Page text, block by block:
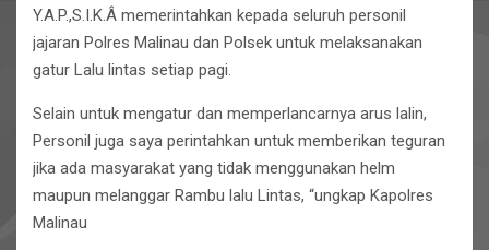
Y.A.P.,S.I.K.Â memerintahkan kepada seluruh personil
jajaran Polres Malinau dan Polsek untuk melaksanakan
gatur Lalu lintas setiap pagi.
Selain untuk mengatur dan memperlancarnya arus lalin,
Personil juga saya perintahkan untuk memberikan teguran
jika ada masyarakat yang tidak menggunakan helm
maupun melanggar Rambu lalu Lintas, “ungkap Kapolres
Malinau